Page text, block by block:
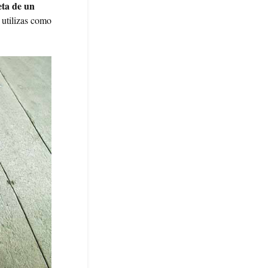
de un
como